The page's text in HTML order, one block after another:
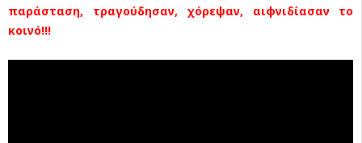
παράσταση, τραγούδησαν, χόρεψαν, αιφνιδίασαν το
κοινό!!!